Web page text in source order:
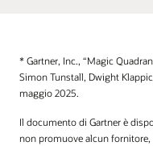
* Gartner, Inc., “Magic
Simon Tunstall, Dwight
maggio 2025.
Il documento di Gartner è
non promuove alcun